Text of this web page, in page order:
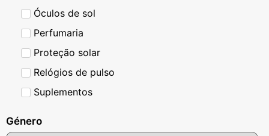
Óculos de sol
Perfumaria
Proteção solar
Relógios de pulso
Suplementos
Género